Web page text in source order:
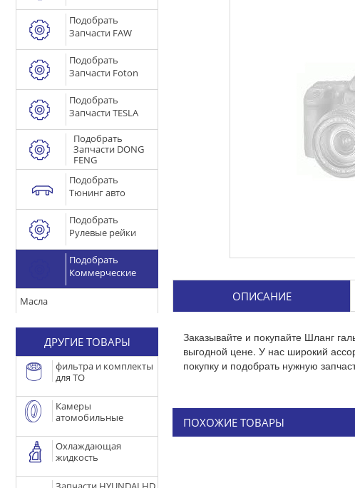
Подобрать
Запчасти FAW
Подобрать
Запчасти Foton
Подобрать
Запчасти TESLA
Подобрать
Запчасти DONG
FENG
Подобрать
Тюнинг авто
Подобрать
Рулевые рейки
Подобрать
Коммерческие
Масла
ДРУГИЕ ТОВАРЫ
фильтра и комплекты
для ТО
Камеры
атомобильные
Охлаждающая
жидкость
ОПИСАНИЕ
Заказывайте и покупайте Шланг
выгодной цене. У нас широкий
покупку и подобрать нужную
ПОХОЖИЕ ТОВАРЫ